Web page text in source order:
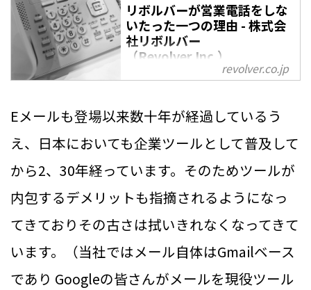
リボルバーが営業電話をしな
いたった一つの理由 - 株式会
社リボルバー
（Revolver,Inc.）
株式会社リボルバーでは営業電話
にはよほどの緊急時をのぞいて極
力電話=通話をするな、と厳命し
ているのです。 その理由をご説明
いたします。
revolver.co.jp
Eメールも登場以来数十年が経過しているう
え、日本においても企業ツールとして普及して
から2、30年経っています。そのためツールが
内包するデメリットも指摘されるようになっ
てきておりその古さは拭いきれなくなってきて
います。（当社ではメール自体はGmailベース
であり Googleの皆さんがメールを現役ツール